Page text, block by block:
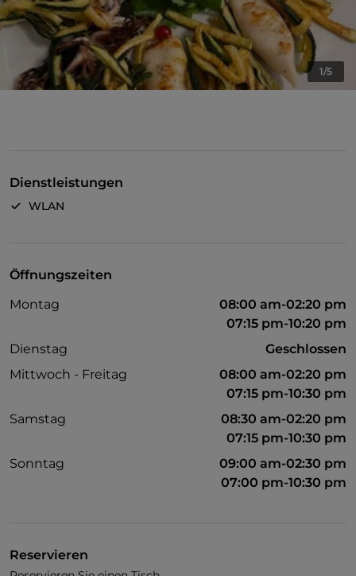
1/5
Dienstleistungen
WLAN
Öffnungszeiten
Montag
08:00 am-02:20 pm
07:15 pm-10:20 pm
Dienstag
Geschlossen
Mittwoch - Freitag
08:00 am-02:20 pm
07:15 pm-10:30 pm
Samstag
08:30 am-02:20 pm
07:15 pm-10:30 pm
Sonntag
09:00 am-02:30 pm
07:00 pm-10:30 pm
Reservieren